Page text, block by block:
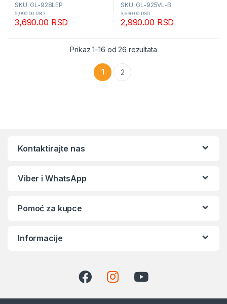
SKU: GL-928LEP
3,690.00 RSD
5,990.00RSD
SKU: GL-925VL-B
2,990.00 RSD
3,690.00RSD
Prikaz 1–16 od 26 rezultataSortirano po
1 2
Kontaktirajte nas
Viber i WhatsApp
Pomoć za kupce
Informacije